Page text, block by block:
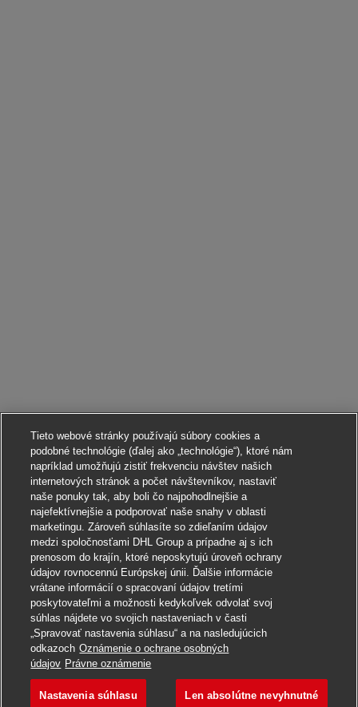
Uchádzať sa o toto pracovné miesto
Tieto webové stránky používajú súbory cookies a
podobné technológie (ďalej ako „technológie“), ktoré nám
napríklad umožňujú zistiť frekvenciu návštev našich
internetových stránok a počet návštevníkov, nastaviť
naše ponuky tak, aby boli čo najpohodlnejšie a
najefektívnejšie a podporovať naše snahy v oblasti
marketingu. Zároveň súhlasíte so zdieľaním údajov
medzi spoločnosťami DHL Group a prípadne aj s ich
prenosom do krajín, ktoré neposkytujú úroveň ochrany
údajov rovnocennú Európskej únii. Ďalšie informácie
vrátane informácií o spracovaní údajov tretími
poskytovateľmi a možnosti kedykoľvek odvolať svoj
súhlas nájdete vo svojich nastaveniach v časti
„Spravovať nastavenia súhlasu“ a na nasledujúcich
odkazoch Oznámenie o ochrane osobných
údajov Právne oznámenie
Nastavenia súhlasu Len absolútne nevyhnutné